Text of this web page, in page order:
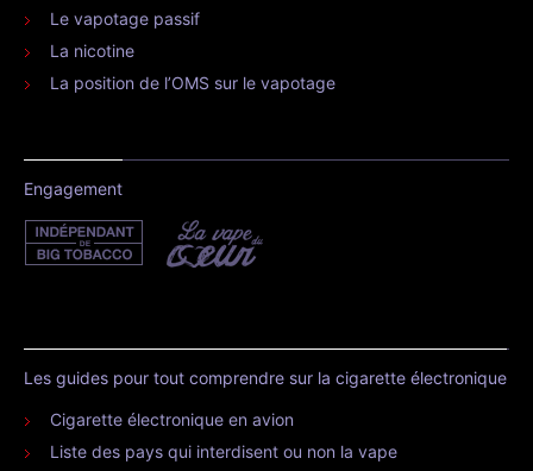
Le vapotage passif
La nicotine
La position de l’OMS sur le vapotage
Engagement
Les guides pour tout comprendre sur la cigarette électronique
Cigarette électronique en avion
Liste des pays qui interdisent ou non la vape